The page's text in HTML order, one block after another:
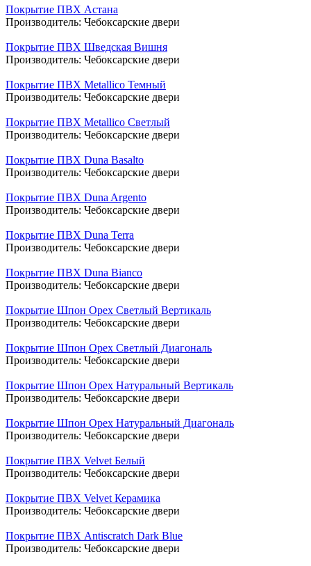
Покрытие ПВХ Астана
Производитель: Чебоксарские двери
Покрытие ПВХ Шведская Вишня
Производитель: Чебоксарские двери
Покрытие ПВХ Metallico Темный
Производитель: Чебоксарские двери
Покрытие ПВХ Metallico Светлый
Производитель: Чебоксарские двери
Покрытие ПВХ Duna Basalto
Производитель: Чебоксарские двери
Покрытие ПВХ Duna Argento
Производитель: Чебоксарские двери
Покрытие ПВХ Duna Terra
Производитель: Чебоксарские двери
Покрытие ПВХ Duna Bianco
Производитель: Чебоксарские двери
Покрытие Шпон Орех Светлый Вертикаль
Производитель: Чебоксарские двери
Покрытие Шпон Орех Светлый Диагональ
Производитель: Чебоксарские двери
Покрытие Шпон Орех Натуральный Вертикаль
Производитель: Чебоксарские двери
Покрытие Шпон Орех Натуральный Диагональ
Производитель: Чебоксарские двери
Покрытие ПВХ Velvet Белый
Производитель: Чебоксарские двери
Покрытие ПВХ Velvet Керамика
Производитель: Чебоксарские двери
Покрытие ПВХ Antiscratch Dark Blue
Производитель: Чебоксарские двери